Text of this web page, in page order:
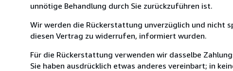
unnötige Behandlung durch Sie zurückzuführen ist.
Wir werden die Rückerstattung unverzüglich und nicht
diesen Vertrag zu widerrufen, informiert wurden.
Für die Rückerstattung verwenden wir dasselbe
Sie haben ausdrücklich etwas anderes vereinbart; in